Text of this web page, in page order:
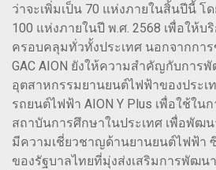
ว่าจะเพิ่มเป็น 70 แห่งภายในสิ้นปีนี้ โ
100 แห่งภายในปี พ.ศ. 2568 เพื่อให้บ
ครอบคลุมทั่วทั้งประเทศ นอกจากกา
GAC AION ยังให้ความสำคัญกับกา
อุตสาหกรรมยานยนต์ไฟฟ้าของประเ
รถยนต์ไฟฟ้า AION Y Plus เพื่อใช้ใน
สถาบันการศึกษาในประเทศ เพื่อพัฒ
มีความเชี่ยวชาญด้านยานยนต์ไฟฟ้า
ของรัฐบาลไทยที่มุ่งส่งเสริมการพัฒ